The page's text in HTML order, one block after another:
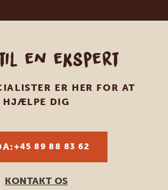
en ekspert
ER HER FOR AT
HJÆLPE DIG
+45 89 88 83 62
KONTAKT OS